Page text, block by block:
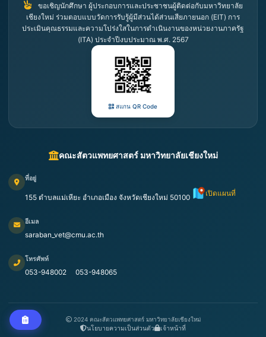
ขอเชิญนักศึกษา ผู้ประกอบการและประชาชนผู้ติดต่อกับมหาวิทยาลัย
เชียงใหม่ ร่วมตอบแบบวัดการรับรู้ผู้มีส่วนได้ส่วนเสียภายนอก (EIT) การ
ประเมินคุณธรรมและความโปร่งใสในการดำเนินงานของหน่วยงานภาครัฐ
(ITA) ประจำปีงบประมาณ พ.ศ. 2567
สแกน QR Code
คณะสัตวแพทยศาสตร์ มหาวิทยาลัยเชียงใหม่
ที่อยู่
155 ตำบลแม่เหียะ อำเภอเมือง จังหวัดเชียงใหม่ 50100 เปิดแผนที่
อีเมล
saraban_vet@cmu.ac.th
โทรศัพท์
053-948002 053-948065
2024 คณะสัตวแพทยศาสตร์ มหาวิทยาลัยเชียงใหม่
นโยบายความเป็นส่วนตัว เจ้าหน้าที่